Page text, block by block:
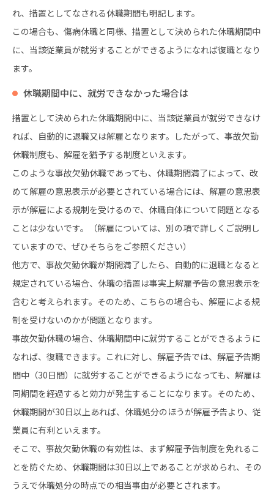
れ、措置としてなされる休職期間も明記します。
この場合も、傷病休職と同様、措置として決められた休職期間中
に、当該従業員が就労することができるようになれば復職となり
ます。
休職期間中に、就労できなかった場合は
措置として決められた休職期間中に、当該従業員が就労できなけ
れば、自動的に退職又は解雇となります。したがって、事故欠勤
休職制度も、解雇を猶予する制度といえます。
このような事故欠勤休職であっても、休職期間満了によって、改
めて解雇の意思表示が必要とされている場合には、解雇の意思表
示が解雇による規制を受けるので、休職自体について問題となる
ことは少ないです。（解雇については、別の項で詳しくご説明し
ていますので、ぜひそちらをご参照ください）
他方で、事故欠勤休職が期間満了したら、自動的に退職となると
規定されている場合、休職の措置は事実上解雇予告の意思表示を
含むと考えられます。そのため、こちらの場合も、解雇による規
制を受けないのかが問題となります。
事故欠勤休職の場合、休職期間中に就労することができるように
なれば、復職できます。これに対し、解雇予告では、解雇予告期
間中（30日間）に就労することができるようになっても、解雇は
同期間を経過すると効力が発生することになります。そのため、
休職期間が30日以上あれば、休職処分のほうが解雇予告より、従
業員に有利といえます。
そこで、事故欠勤休職の有効性は、まず解雇予告制度を免れるこ
とを防ぐため、休職期間は30日以上であることが求められ、その
うえで休職処分の時点での相当事由が必要とされます。